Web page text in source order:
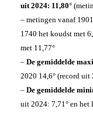
uit 2024: 11,80°
– metingen vanaf
1740 het koudst met
met 11,77°
– De gemiddelde
2020 14,6° (record uit
– De gemiddelde
uit 2024: 7,71° en het